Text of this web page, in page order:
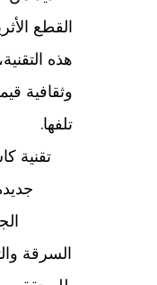
القطع
هذه
وثقافية
تلفها.
تقنية
السرقة